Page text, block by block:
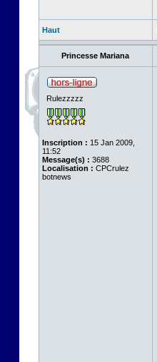
Haut
Princesse Mariana
Rulezzzzz
Inscription : 15 Jan 2009,
11:52
Message(s) : 3688
Localisation : CPCrulez
botnews